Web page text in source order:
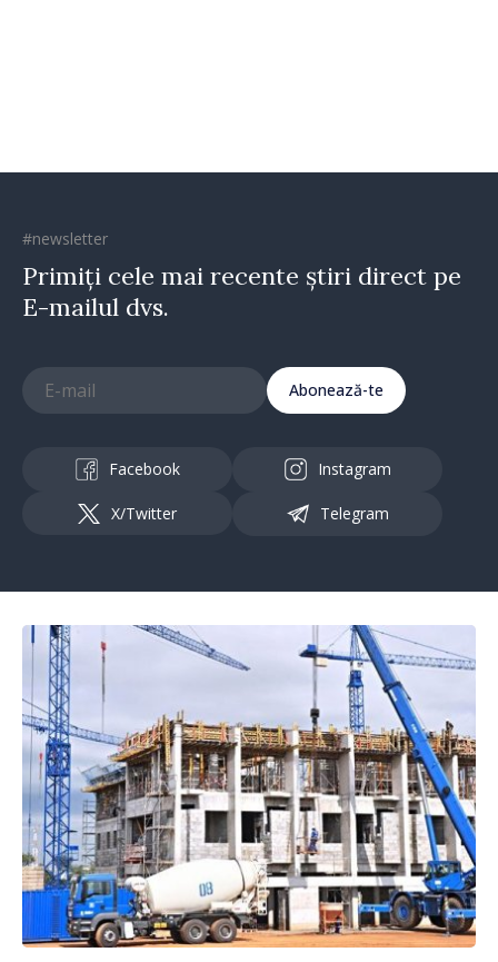
#newsletter
Primiți cele mai recente știri direct pe
E-mailul dvs.
Abonează-te
Facebook Instagram
X/Twitter Telegram